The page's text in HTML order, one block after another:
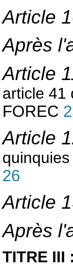
Article
Après
Article
article 41
FOREC
Article
26
Article
Après
TITRE III